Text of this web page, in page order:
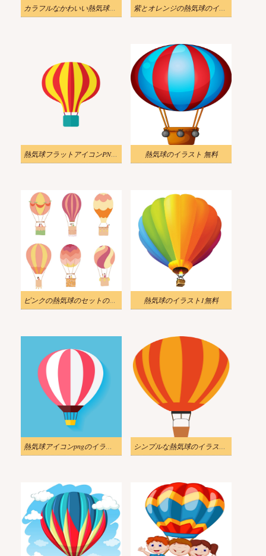
カラフルなかわいい熱気球PNG透過イラスト 紫とオレンジの熱気球のイラストpng
熱気球フラットアイコンPNG透明のイラスト 熱気球のイラスト 無料
ピンクの熱気球のセットのイラスト 熱気球のイラスト1無料
熱気球アイコンpngのイラスト シンプルな熱気球のイラストPNG透過